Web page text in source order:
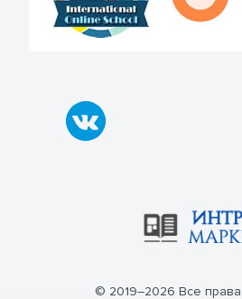
© 2019–2026 Все